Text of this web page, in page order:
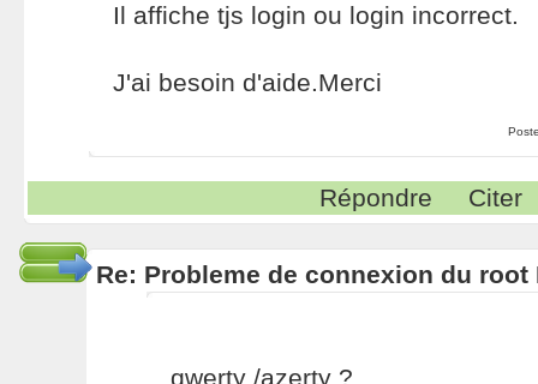
Il affiche tjs login ou login incorrect.
J'ai besoin d'aide.Merci
Répondre Citer
Re: Probleme de connexion du root
qwerty /azerty ?